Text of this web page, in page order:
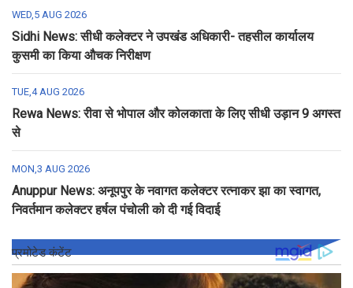
WED,5 AUG 2026
Sidhi News: सीधी कलेक्टर ने उपखंड अधिकारी- तहसील कार्यालय
कुसमी का किया औचक निरीक्षण
TUE,4 AUG 2026
Rewa News: रीवा से भोपाल और कोलकाता के लिए सीधी उड़ान 9 अगस्त
से
MON,3 AUG 2026
Anuppur News: अनूपपुर के नवागत कलेक्टर रत्नाकर झा का स्वागत,
निवर्तमान कलेक्टर हर्षल पंचोली को दी गई विदाई